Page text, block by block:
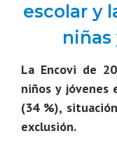
escolar y
niñas
La Encovi de
niños y jóvenes
(34 %),
exclusión.